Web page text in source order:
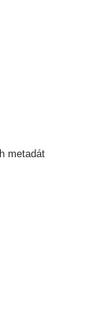
metadát